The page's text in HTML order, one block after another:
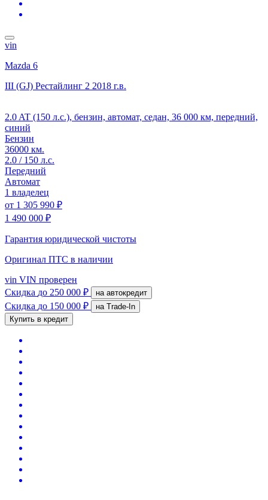
vin
Mazda 6
III (GJ) Рестайлинг 2 2018 г.в.
2.0 AT (150 л.с.), бензин, автомат, седан, 36 000 км, передний,
синий
Бензин
36000 км.
2.0 / 150 л.с.
Передний
Автомат
1 владелец
от 1 305 990 ₽
1 490 000 ₽
Гарантия юридической чистоты
Оригинал ПТС в наличии
vin VIN проверен
Скидка до 250 000 ₽ на автокредит
Скидка до 150 000 ₽
на Trade-In
Купить в кредит